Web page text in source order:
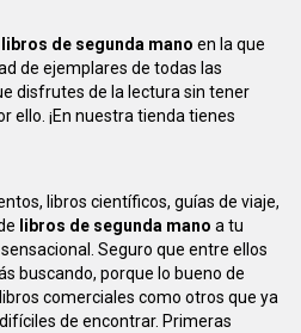
de segunda mano en la que
de ejemplares de todas las
disfrutes de la lectura sin tener
ello. ¡En nuestra tienda tienes
libros científicos, guías de viaje,
libros de segunda mano a tu
Seguro que entre ellos
buscando, porque lo bueno de
comerciales como otros que ya
de encontrar. Primeras